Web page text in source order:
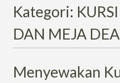
Kategori:
DAN MEJA
Menyewakan